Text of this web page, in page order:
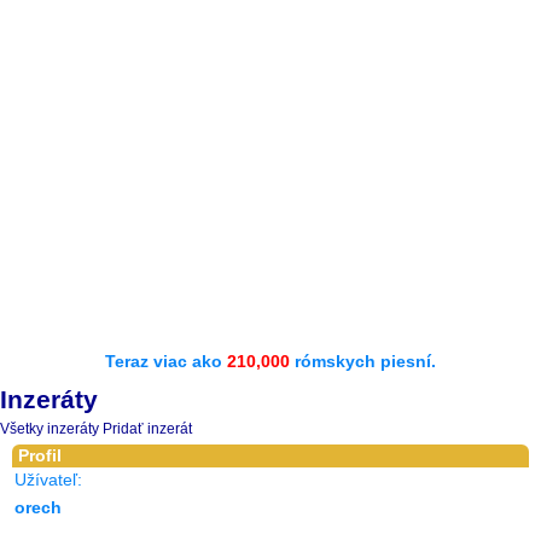
Teraz viac ako 210,000 rómskych piesní.
Inzeráty
Všetky inzeráty Pridať inzerát
Profil
Užívateľ:
orech